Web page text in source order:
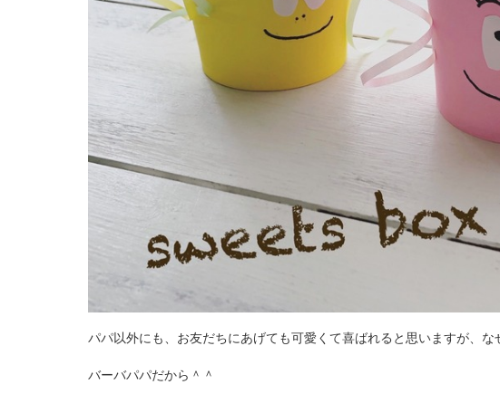
パパ以外にも、お友だちにあげても可愛くて喜ばれると思いますが、
バーバパパだから＾＾